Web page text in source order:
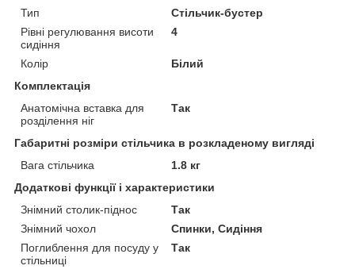
Тип
Стільчик-бустер
Рівні регулювання висоти
сидіння
4
Колір
Білий
Комплектація
Анатомічна вставка для
розділення ніг
Так
Габаритні розміри стільчика в розкладеному вигляді
Вага стільчика
1.8 кг
Додаткові функції і характеристики
Знімний столик-піднос
Так
Знімний чохол
Спинки, Сидіння
Поглиблення для посуду у
стільниці
Так